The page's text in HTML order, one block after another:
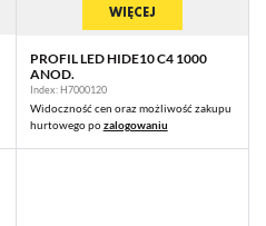
WIĘCEJ
PROFIL LED HIDE10 C4 1000
ANOD.
Index: H7000120
Widoczność cen oraz możliwość zakupu
hurtowego pozalogowaniu